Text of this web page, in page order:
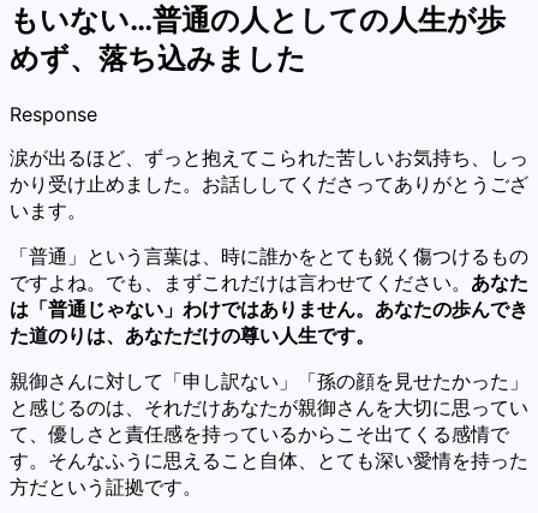
もいない…普通の人としての人生が歩
めず、落ち込みました
Response
涙が出るほど、ずっと抱えてこられた苦しいお気持ち、しっ
かり受け止めました。お話ししてくださってありがとうござ
います。
「普通」という言葉は、時に誰かをとても鋭く傷つけるもの
ですよね。でも、まずこれだけは言わせてください。 あなた
は「普通じゃない」わけではありません。あなたの歩んでき
た道のりは、あなただけの尊い人生です。
親御さんに対して「申し訳ない」「孫の顔を見せたかった」
と感じるのは、それだけあなたが親御さんを大切に思ってい
て、優しさと責任感を持っているからこそ出てくる感情で
す。そんなふうに思えること自体、とても深い愛情を持った
方だという証拠です。